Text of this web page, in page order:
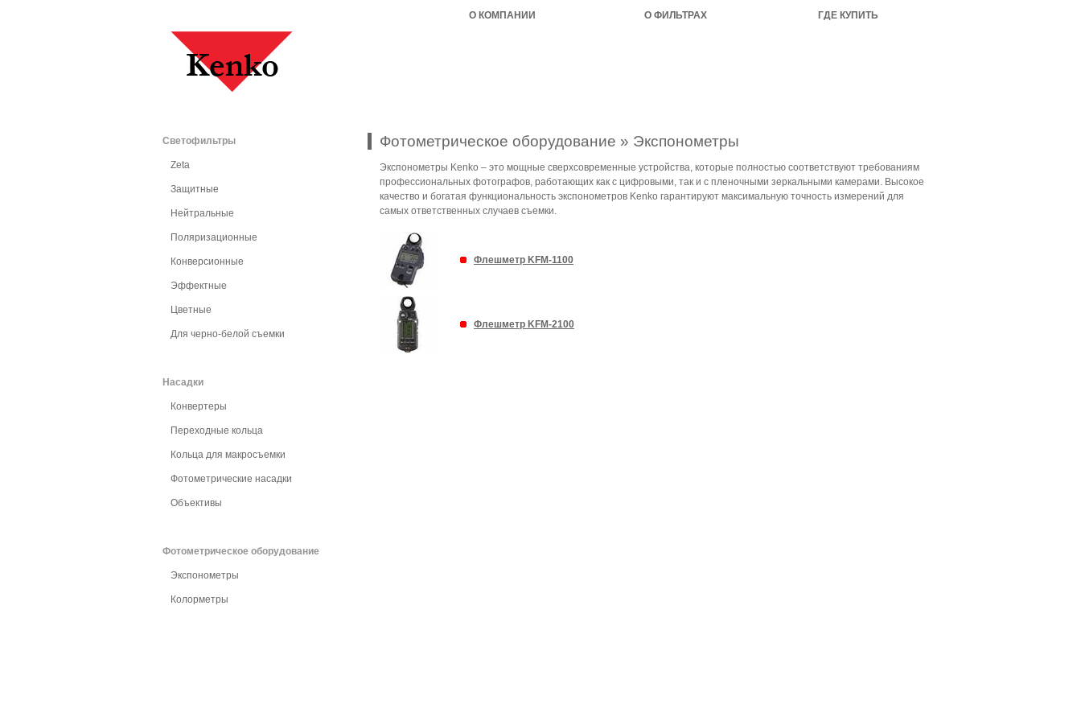
О КОМПАНИИ О ФИЛЬТРАХ ГДЕ КУПИТЬ
Светофильтры
Zeta
Защитные
Нейтральные
Поляризационные
Конверсионные
Эффектные
Цветные
Для черно-белой съемки
Насадки
Конвертеры
Переходные кольца
Кольца для макросъемки
Фотометрические насадки
Объективы
Фотометрическое оборудование
Экспонометры
Колорметры
Фотометрическое оборудование » Экспонометры
Экспонометры Kenko – это мощные сверхсовременные устройства, которые полностью соответствуют требованиям
профессиональных фотографов, работающих как с цифровыми, так и с пленочными зеркальными камерами. Высокое
качество и богатая функциональность экспонометров Kenko гарантируют максимальную точность измерений для
самых ответственных случаев съемки.
Флешметр KFM-1100
Флешметр KFM-2100